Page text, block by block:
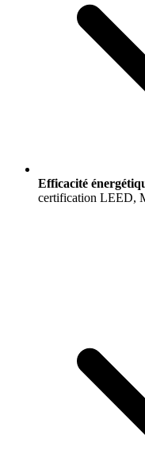
Efficacité
certification LEED,